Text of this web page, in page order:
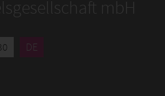
mbH
DE